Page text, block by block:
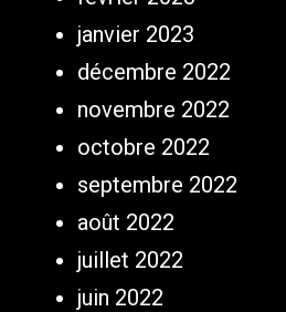
janvier 2023
décembre 2022
novembre 2022
octobre 2022
septembre 2022
août 2022
juillet 2022
juin 2022